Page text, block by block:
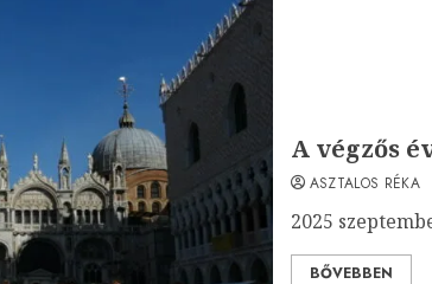
A végzős
ASZTALOS RÉKA
2025
BŐVEBBEN